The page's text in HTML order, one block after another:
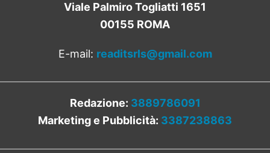
Viale Palmiro Togliatti 1651
00155 ROMA
E-mail: readitsrls@gmail.com
Redazione: 3889786091
Marketing e Pubblicità: 3387238863